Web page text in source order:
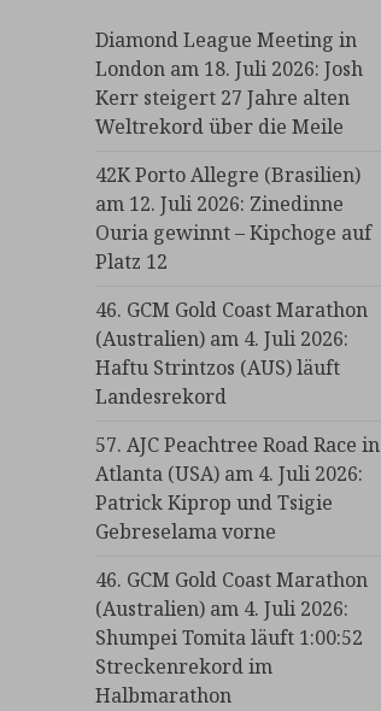
Diamond League Meeting in
London am 18. Juli 2026: Josh
Kerr steigert 27 Jahre alten
Weltrekord über die Meile
42K Porto Allegre (Brasilien)
am 12. Juli 2026: Zinedinne
Ouria gewinnt – Kipchoge auf
Platz 12
46. GCM Gold Coast Marathon
(Australien) am 4. Juli 2026:
Haftu Strintzos (AUS) läuft
Landesrekord
57. AJC Peachtree Road Race in
Atlanta (USA) am 4. Juli 2026:
Patrick Kiprop und Tsigie
Gebreselama vorne
46. GCM Gold Coast Marathon
(Australien) am 4. Juli 2026:
Shumpei Tomita läuft 1:00:52
Streckenrekord im
Halbmarathon